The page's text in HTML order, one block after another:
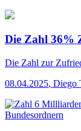
Die Zahl 36%
Die Zahl zur
08.04.2025, Diego